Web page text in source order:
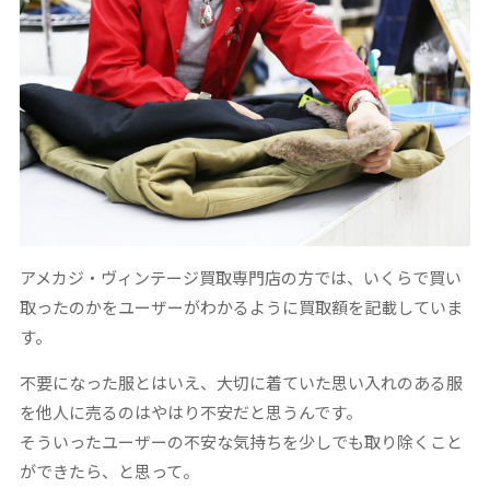
アメカジ・ヴィンテージ買取専門店の方では、いくらで買い
取ったのかをユーザーがわかるように買取額を記載していま
す。
不要になった服とはいえ、大切に着ていた思い入れのある服
を他人に売るのはやはり不安だと思うんです。
そういったユーザーの不安な気持ちを少しでも取り除くこと
ができたら、と思って。